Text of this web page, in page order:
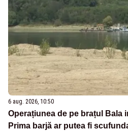
6 aug. 2026, 10:50
Operațiunea de pe brațul Bala
Prima barjă ar putea fi